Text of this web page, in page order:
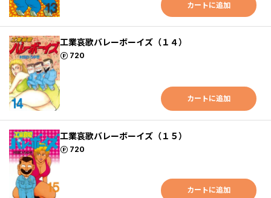
カートに追加
工業哀歌バレーボーイズ（１４）
720
ポイント
カートに追加
工業哀歌バレーボーイズ（１５）
720
ポイント
カートに追加